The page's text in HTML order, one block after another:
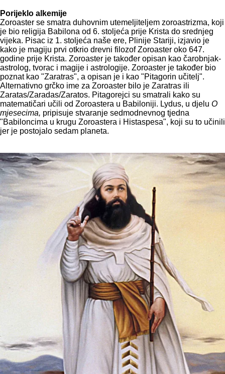
Porijeklo alkemije
Zoroaster se smatra duhovnim utemeljiteljem zoroastrizma, koji
je bio religija Babilona od 6. stoljeća prije Krista do srednjeg
vijeka. Pisac iz 1. stoljeća naše ere, Plinije Stariji, izjavio je
kako je magiju prvi otkrio drevni filozof Zoroaster oko 647.
godine prije Krista. Zoroaster je također opisan kao čarobnjak-
astrolog, tvorac i magije i astrologije. Zoroaster je također bio
poznat kao "Zaratras", a opisan je i kao "Pitagorin učitelj".
Alternativno grčko ime za Zoroaster bilo je Zaratras ili
Zaratas/Zaradas/Zaratos. Pitagorejci su smatrali kako su
matematičari učili od Zoroastera u Babiloniji. Lydus, u djelu O
mjesecima, pripisuje stvaranje sedmodnevnog tjedna
"Babiloncima u krugu Zoroastera i Histaspesa", koji su to učinili
jer je postojalo sedam planeta.